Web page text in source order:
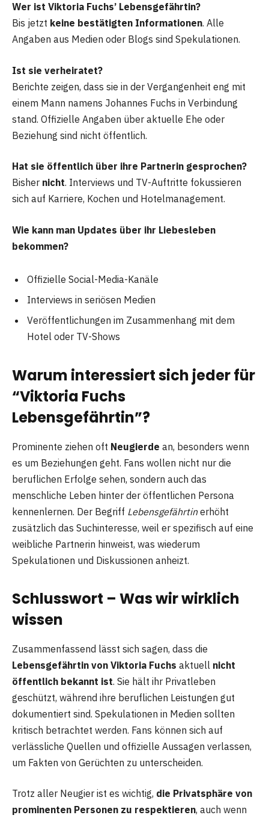
Wer ist Viktoria Fuchs’ Lebensgefährtin?
Bis jetzt keine bestätigten Informationen. Alle
Angaben aus Medien oder Blogs sind Spekulationen.
Ist sie verheiratet?
Berichte zeigen, dass sie in der Vergangenheit eng mit
einem Mann namens Johannes Fuchs in Verbindung
stand. Offizielle Angaben über aktuelle Ehe oder
Beziehung sind nicht öffentlich.
Hat sie öffentlich über ihre Partnerin gesprochen?
Bisher nicht. Interviews und TV-Auftritte fokussieren
sich auf Karriere, Kochen und Hotelmanagement.
Wie kann man Updates über ihr Liebesleben
bekommen?
Offizielle Social-Media-Kanäle
Interviews in seriösen Medien
Veröffentlichungen im Zusammenhang mit dem
Hotel oder TV-Shows
Warum interessiert sich jeder für
“Viktoria Fuchs
Lebensgefährtin”?
Prominente ziehen oft Neugierde an, besonders wenn
es um Beziehungen geht. Fans wollen nicht nur die
beruflichen Erfolge sehen, sondern auch das
menschliche Leben hinter der öffentlichen Persona
kennenlernen. Der Begriff Lebensgefährtinerhöht
zusätzlich das Suchinteresse, weil er spezifisch auf eine
weibliche Partnerin hinweist, was wiederum
Spekulationen und Diskussionen anheizt.
Schlusswort – Was wir wirklich
wissen
Zusammenfassend lässt sich sagen, dass die
Lebensgefährtin von Viktoria Fuchs aktuell nicht
öffentlich bekannt ist. Sie hält ihr Privatleben
geschützt, während ihre beruflichen Leistungen gut
dokumentiert sind. Spekulationen in Medien sollten
kritisch betrachtet werden. Fans können sich auf
verlässliche Quellen und offizielle Aussagen verlassen,
um Fakten von Gerüchten zu unterscheiden.
Trotz aller Neugier ist es wichtig, die Privatsphäre von
prominenten Personen zu respektieren, auch wenn